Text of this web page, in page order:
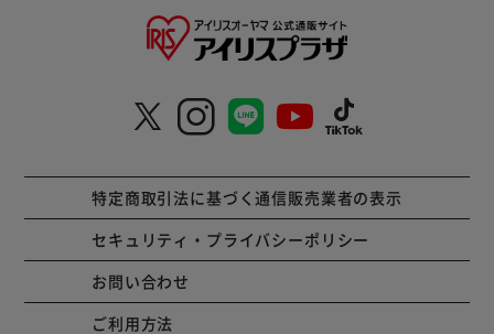
特定商取引法に基づく通信販売業者の表示
セキュリティ・プライバシーポリシー
お問い合わせ
ご利用方法